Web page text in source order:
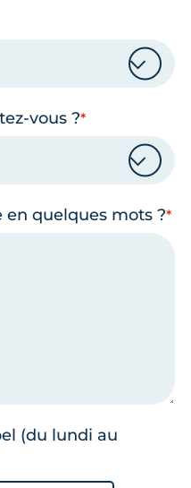
vous ?
en quelques mots ?
(du lundi au